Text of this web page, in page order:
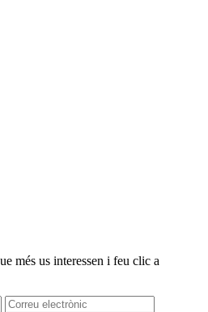
més us interessen i feu clic a